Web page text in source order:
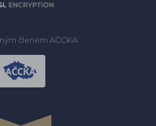
členem AČCKA